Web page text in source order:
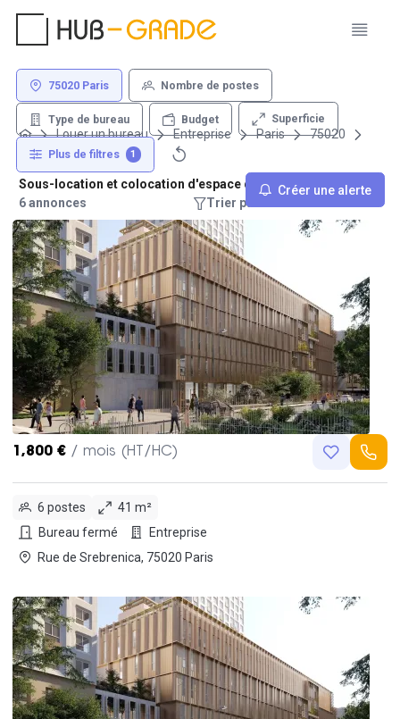
75020 Paris Nombre de postes
Type de bureau Budget Superficie
Plus de filtres 1
Créer une alerte
Louer un bureau Entreprise Paris 75020
Sous-location et colocation d'espace de travail - 75020 Paris
6 annonces
Trier par : Recommandations
1,800 € / mois (HT/HC)
6 postes
41 m²
Bureau fermé
Entreprise
Rue de Srebrenica, 75020 Paris